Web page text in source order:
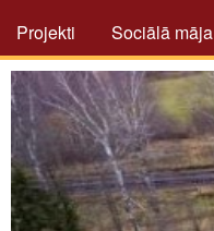
Projekti
Sociālā māja